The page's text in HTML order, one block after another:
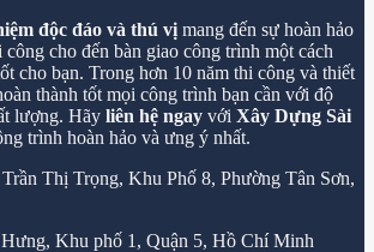
độc đáo và thú vị mang đến sự hoàn hảo
cho đến bàn giao công trình một cách
cho bạn. Trong hơn 10 năm thi công và thiết
thành tốt mọi công trình bạn cần với độ
lượng. Hãy liên hệ ngay với Xây Dựng Sài
trình hoàn hảo và ưng ý nhất.
Thị Trọng, Khu Phố 8, Phường Tân Sơn,
Khu phố 1, Quận 5, Hồ Chí Minh